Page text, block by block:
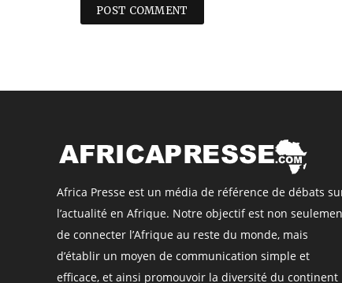
Africa Presse est un média de référence de débats
l’actualité en Afrique. Notre objectif est non
de connecter l’Afrique au reste du monde, mais
d’établir un moyen de communication simple et
efficace, et ainsi promouvoir la diversité du continent